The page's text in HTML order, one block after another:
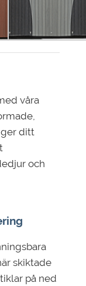
våra
ger ditt
och
skiktade
på ned